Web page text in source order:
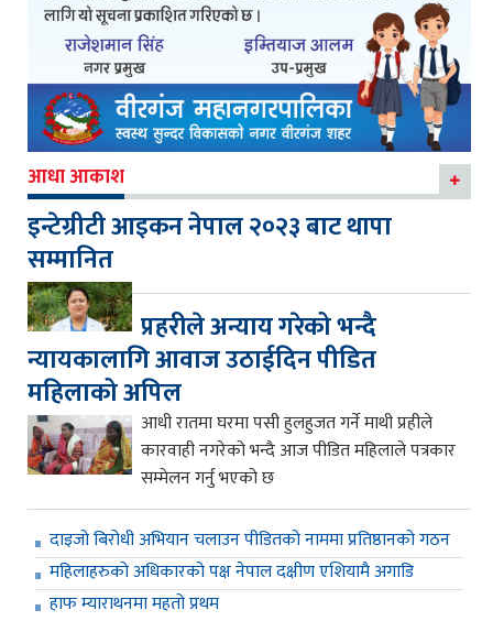
आधा आकाश
इन्टेग्रीटी आइकन नेपाल २०२३ बाट थापा
सम्मानित
प्रहरीले अन्याय गरेको भन्दै
न्यायकालागि आवाज उठाईदिन पीडित
महिलाको अपिल
आधी रातमा घरमा पसी हुलहुजत गर्ने माथी प्रहीले
कारवाही नगरेको भन्दै आज पीडित महिलाले पत्रकार
सम्मेलन गर्नु भएको छ
दाइजो बिरोधी अभियान चलाउन पीडितको नाममा प्रतिष्ठानको गठन
महिलाहरुको अधिकारको पक्ष नेपाल दक्षीण एशियामै अगाडि
हाफ म्याराथनमा महतो प्रथम